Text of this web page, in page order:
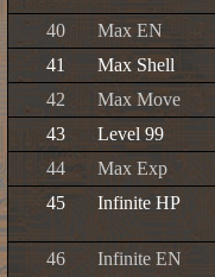
40
Max EN
41
Max Shell
42
Max Move
43
Level 99
44
Max Exp
45
Infinite HP
46 Infinite EN